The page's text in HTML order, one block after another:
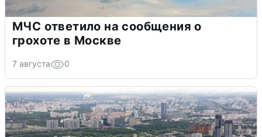
МЧС ответило на сообщения о
грохоте в Москве
7 августа 0